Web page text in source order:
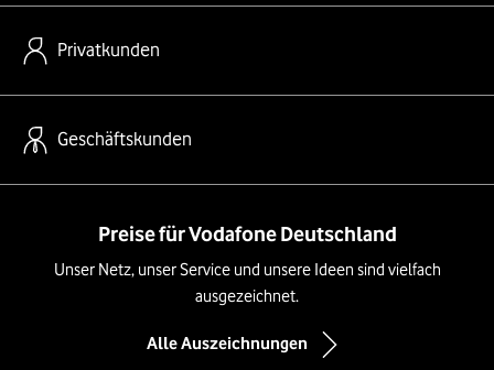
Privatkunden
Geschäftskunden
Preise für Vodafone Deutschland
Unser Netz, unser Service und unsere Ideen sind vielfach
ausgezeichnet.
Alle Auszeichnungen